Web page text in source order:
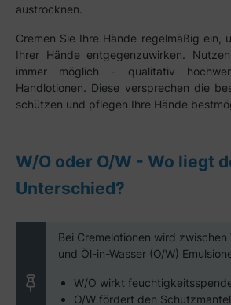
austrocknen.
Cremen Sie Ihre Hände regelmäßig ein,
Ihrer Hände entgegenzuwirken.
immer möglich - qualitativ
Handlotionen. Diese versprechen die
schützen und pflegen Ihre Hände
W/O oder O/W - Wo liegt
Unterschied?
Bei Cremelotionen wird zwischen
und Öl-in-Wasser (O/W)
W/O wirkt
O/W fördert den